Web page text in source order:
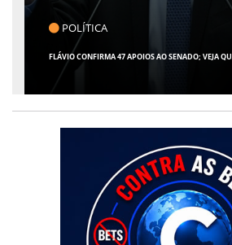
POLÍTICA
FLÁVIO CONFIRMA 47 APOIOS AO SENADO; VEJA